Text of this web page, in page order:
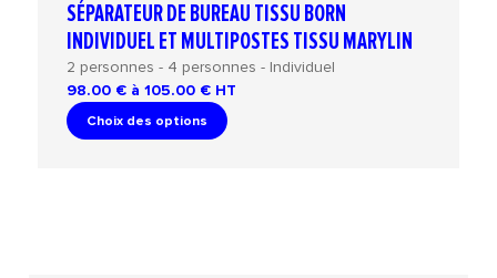
SÉPARATEUR DE BUREAU TISSU BORN
INDIVIDUEL ET MULTIPOSTES TISSU MARYLIN
2 personnes - 4 personnes - Individuel
98.00 € à 105.00 € HT
Choix des options